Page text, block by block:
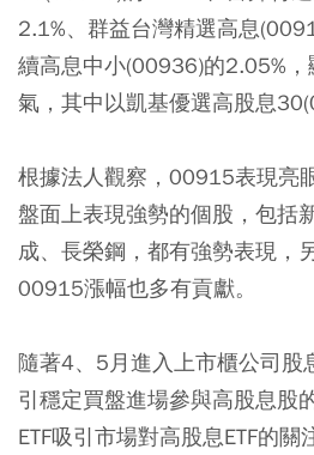
2.1%、群益台灣精選高息
續高息中小(00936)的2.05%，
氣，其中以凱基優選高股息
根據法人觀察，00915表現亮
盤面上表現強勢的個股，包括
成、長榮鋼，都有強勢表現，
00915漲幅也多有貢獻。
隨著4、5月進入上市櫃公司股
引穩定買盤進場參與高股息股
ETF吸引市場對高股息ETF的關